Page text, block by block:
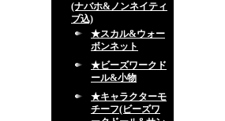
(ナバホ&ノンネイティ
ブ込)
★スカル&ウォー
ボンネット
★ビーズワークド
ール&小物
★キャラクターモ
チーフ(ビーズワ